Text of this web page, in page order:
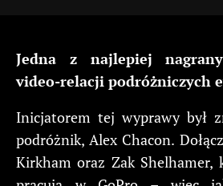
Jedna z najlepiej
video-relacji podróżniczych
Inicjatorem tej wyprawy był
podróżnik, Alex Chacon.
Kirkham oraz Zak Shelhamer,